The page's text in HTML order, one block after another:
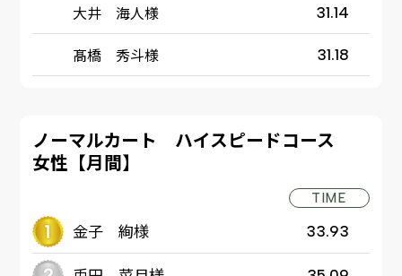
大井 海人様 31.14
髙橋 秀斗様 31.18
ノーマルカート ハイスピードコース
女性【月間】
TIME
金子 絢様 33.93